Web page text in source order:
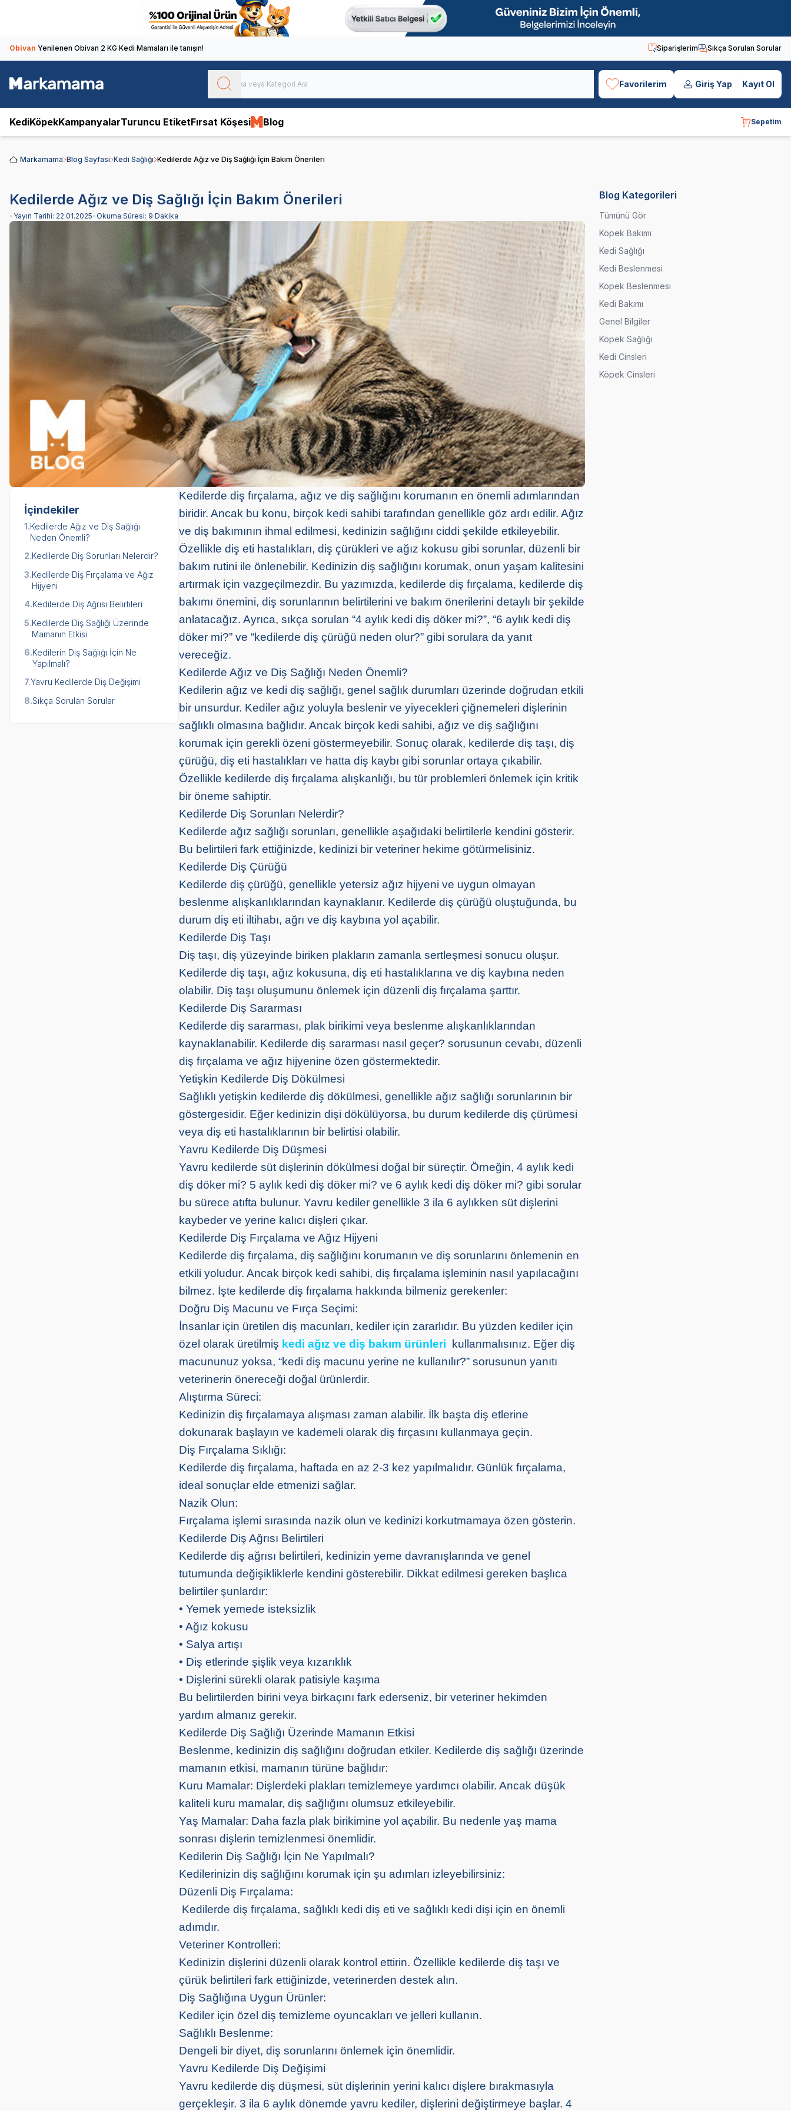
Obivan Yenilenen Obivan 2 KG Kedi Mamaları ile tanışın! Siparişlerim Sıkça Sorulan Sorular
Favorilerim Giriş Yap Kayıt Ol
KediKöpekKampanyalarTuruncu EtiketFırsat Köşesi Blog Sepetim
Markamama Blog Sayfası Kedi Sağlığı Kedilerde Ağız ve Diş Sağlığı İçin Bakım Önerileri
Kedilerde Ağız ve Diş Sağlığı İçin Bakım Önerileri
• Yayın Tarihi: 22.01.2025•Okuma Süresi: 9 Dakika
İçindekiler
1.Kedilerde Ağız ve Diş Sağlığı
Neden Önemli?
2.Kedilerde Diş Sorunları Nelerdir?
3.Kedilerde Diş Fırçalama ve Ağız
Hijyeni
4.Kedilerde Diş Ağrısı Belirtileri
5.Kedilerde Diş Sağlığı Üzerinde
Mamanın Etkisi
6.Kedilerin Diş Sağlığı İçin Ne
Yapılmalı?
7.Yavru Kedilerde Diş Değişimi
8.Sıkça Sorulan Sorular
Kedilerde diş fırçalama, ağız ve diş sağlığını korumanın en önemli adımlarından
biridir. Ancak bu konu, birçok kedi sahibi tarafından genellikle göz ardı edilir. Ağız
ve diş bakımının ihmal edilmesi, kedinizin sağlığını ciddi şekilde etkileyebilir.
Özellikle diş eti hastalıkları, diş çürükleri ve ağız kokusu gibi sorunlar, düzenli bir
bakım rutini ile önlenebilir. Kedinizin diş sağlığını korumak, onun yaşam kalitesini
artırmak için vazgeçilmezdir. Bu yazımızda, kedilerde diş fırçalama, kedilerde diş
bakımı önemini, diş sorunlarının belirtilerini ve bakım önerilerini detaylı bir şekilde
anlatacağız. Ayrıca, sıkça sorulan “4 aylık kedi diş döker mi?”, “6 aylık kedi diş
döker mi?” ve “kedilerde diş çürüğü neden olur?” gibi sorulara da yanıt
vereceğiz.
Kedilerde Ağız ve Diş Sağlığı Neden Önemli?
Kedilerin ağız ve kedi diş sağlığı, genel sağlık durumları üzerinde doğrudan etkili
bir unsurdur. Kediler ağız yoluyla beslenir ve yiyecekleri çiğnemeleri dişlerinin
sağlıklı olmasına bağlıdır. Ancak birçok kedi sahibi, ağız ve diş sağlığını
korumak için gerekli özeni göstermeyebilir. Sonuç olarak, kedilerde diş taşı, diş
çürüğü, diş eti hastalıkları ve hatta diş kaybı gibi sorunlar ortaya çıkabilir.
Özellikle kedilerde diş fırçalama alışkanlığı, bu tür problemleri önlemek için kritik
bir öneme sahiptir.
Kedilerde Diş Sorunları Nelerdir?
Kedilerde ağız sağlığı sorunları, genellikle aşağıdaki belirtilerle kendini gösterir.
Bu belirtileri fark ettiğinizde, kedinizi bir veteriner hekime götürmelisiniz.
Kedilerde Diş Çürüğü
Kedilerde diş çürüğü, genellikle yetersiz ağız hijyeni ve uygun olmayan
beslenme alışkanlıklarından kaynaklanır. Kedilerde diş çürüğü oluştuğunda, bu
durum diş eti iltihabı, ağrı ve diş kaybına yol açabilir.
Kedilerde Diş Taşı
Diş taşı, diş yüzeyinde biriken plakların zamanla sertleşmesi sonucu oluşur.
Kedilerde diş taşı, ağız kokusuna, diş eti hastalıklarına ve diş kaybına neden
olabilir. Diş taşı oluşumunu önlemek için düzenli diş fırçalama şarttır.
Kedilerde Diş Sararması
Kedilerde diş sararması, plak birikimi veya beslenme alışkanlıklarından
kaynaklanabilir. Kedilerde diş sararması nasıl geçer? sorusunun cevabı, düzenli
diş fırçalama ve ağız hijyenine özen göstermektedir.
Yetişkin Kedilerde Diş Dökülmesi
Sağlıklı yetişkin kedilerde diş dökülmesi, genellikle ağız sağlığı sorunlarının bir
göstergesidir. Eğer kedinizin dişi dökülüyorsa, bu durum kedilerde diş çürümesi
veya diş eti hastalıklarının bir belirtisi olabilir.
Yavru Kedilerde Diş Düşmesi
Yavru kedilerde süt dişlerinin dökülmesi doğal bir süreçtir. Örneğin, 4 aylık kedi
diş döker mi? 5 aylık kedi diş döker mi? ve 6 aylık kedi diş döker mi? gibi sorular
bu sürece atıfta bulunur. Yavru kediler genellikle 3 ila 6 aylıkken süt dişlerini
kaybeder ve yerine kalıcı dişleri çıkar.
Kedilerde Diş Fırçalama ve Ağız Hijyeni
Kedilerde diş fırçalama, diş sağlığını korumanın ve diş sorunlarını önlemenin en
etkili yoludur. Ancak birçok kedi sahibi, diş fırçalama işleminin nasıl yapılacağını
bilmez. İşte kedilerde diş fırçalama hakkında bilmeniz gerekenler:
Doğru Diş Macunu ve Fırça Seçimi:
İnsanlar için üretilen diş macunları, kediler için zararlıdır. Bu yüzden kediler için
özel olarak üretilmiş kedi ağız ve diş bakım ürünleri
kullanmalısınız. Eğer diş
macununuz yoksa, “kedi diş macunu yerine ne kullanılır?” sorusunun yanıtı
veterinerin önereceği doğal ürünlerdir.
Alıştırma Süreci:
Kedinizin diş fırçalamaya alışması zaman alabilir. İlk başta diş etlerine
dokunarak başlayın ve kademeli olarak diş fırçasını kullanmaya geçin.
Diş Fırçalama Sıklığı:
Kedilerde diş fırçalama, haftada en az 2-3 kez yapılmalıdır. Günlük fırçalama,
ideal sonuçlar elde etmenizi sağlar.
Nazik Olun:
Fırçalama işlemi sırasında nazik olun ve kedinizi korkutmamaya özen gösterin.
Kedilerde Diş Ağrısı Belirtileri
Kedilerde diş ağrısı belirtileri, kedinizin yeme davranışlarında ve genel
tutumunda değişikliklerle kendini gösterebilir. Dikkat edilmesi gereken başlıca
belirtiler şunlardır:
• Yemek yemede isteksizlik
• Ağız kokusu
• Salya artışı
• Diş etlerinde şişlik veya kızarıklık
• Dişlerini sürekli olarak patisiyle kaşıma
Bu belirtilerden birini veya birkaçını fark ederseniz, bir veteriner hekimden
yardım almanız gerekir.
Kedilerde Diş Sağlığı Üzerinde Mamanın Etkisi
Beslenme, kedinizin diş sağlığını doğrudan etkiler. Kedilerde diş sağlığı üzerinde
mamanın etkisi, mamanın türüne bağlıdır:
Kuru Mamalar: Dişlerdeki plakları temizlemeye yardımcı olabilir. Ancak düşük
kaliteli kuru mamalar, diş sağlığını olumsuz etkileyebilir.
Yaş Mamalar: Daha fazla plak birikimine yol açabilir. Bu nedenle yaş mama
sonrası dişlerin temizlenmesi önemlidir.
Kedilerin Diş Sağlığı İçin Ne Yapılmalı?
Kedilerinizin diş sağlığını korumak için şu adımları izleyebilirsiniz:
Düzenli Diş Fırçalama:
Kedilerde diş fırçalama, sağlıklı kedi diş eti ve sağlıklı kedi dişi için en önemli
adımdır.
Veteriner Kontrolleri:
Kedinizin dişlerini düzenli olarak kontrol ettirin. Özellikle kedilerde diş taşı ve
çürük belirtileri fark ettiğinizde, veterinerden destek alın.
Diş Sağlığına Uygun Ürünler:
Kediler için özel diş temizleme oyuncakları ve jelleri kullanın.
Sağlıklı Beslenme:
Dengeli bir diyet, diş sorunlarını önlemek için önemlidir.
Yavru Kedilerde Diş Değişimi
Yavru kedilerde diş düşmesi, süt dişlerinin yerini kalıcı dişlere bırakmasıyla
gerçekleşir. 3 ila 6 aylık dönemde yavru kediler, dişlerini değiştirmeye başlar. 4
Blog Kategorileri
Tümünü Gör
Köpek Bakımı
Kedi Sağlığı
Kedi Beslenmesi
Köpek Beslenmesi
Kedi Bakımı
Genel Bilgiler
Köpek Sağlığı
Kedi Cinsleri
Köpek Cinsleri